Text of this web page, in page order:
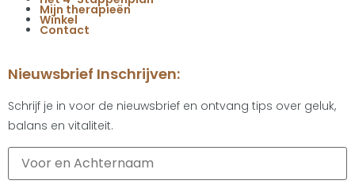
Mijn therapieën
Winkel
Contact
Nieuwsbrief Inschrijven:
Schrijf je in voor de nieuwsbrief en ontvang tips over geluk,
balans en vitaliteit.